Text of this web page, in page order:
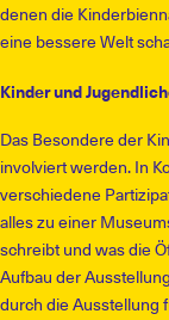
denen die
eine bessere Welt
Kinder und
Das Besondere der
involviert werden. In
verschiedene
alles zu einer
schreibt und was die
Aufbau der
durch die Ausstellung